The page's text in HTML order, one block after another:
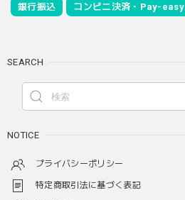
銀行振込 コンビニ決済・Pay-easy
SEARCH
NOTICE
プライバシーポリシー
特定商取引法に基づく表記